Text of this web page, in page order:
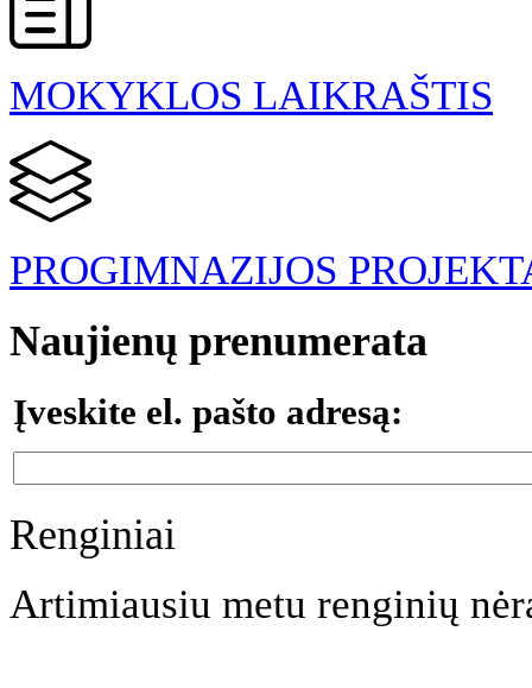
MOKYKLOS LAIKRAŠTIS
PROGIMNAZIJOS
Naujienų prenumerata
Įveskite el. pašto adresą:
Renginiai
Artimiausiu metu renginių